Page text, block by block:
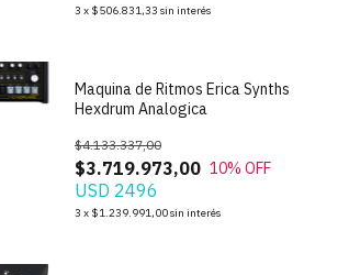
3 x $506.831,33 sin interés
Maquina de Ritmos Erica Synths
Hexdrum Analogica
$3.719.973,00
$4.133.337,00
10% OFF
USD 2496
3 x $1.239.991,00sin interés